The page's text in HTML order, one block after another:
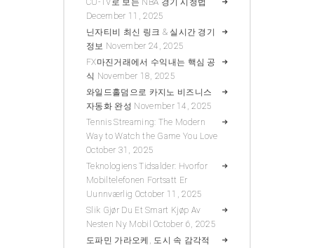
December 11, 2025
닌자티비 최신 링크 & 실시간 경기
정보 November 24, 2025
FX마진거래에서 수익내는 핵심 공
식 November 18, 2025
와일드홀덤으로 카지노 비즈니스
자동화 완성 November 14, 2025
Tennis Streaming: The Modern
Way to Watch the Game You Love
October 31, 2025
Teknologiens Tidsalder: Hvorfor
Mobiltelefonen Fortsatt Er
Uunnværlig October 11, 2025
Slik Gjør Du Et Smart Kjøp Av
Nesten Ny Mobil October 6, 2025
도파민 가라오케, 도시 속 감각적